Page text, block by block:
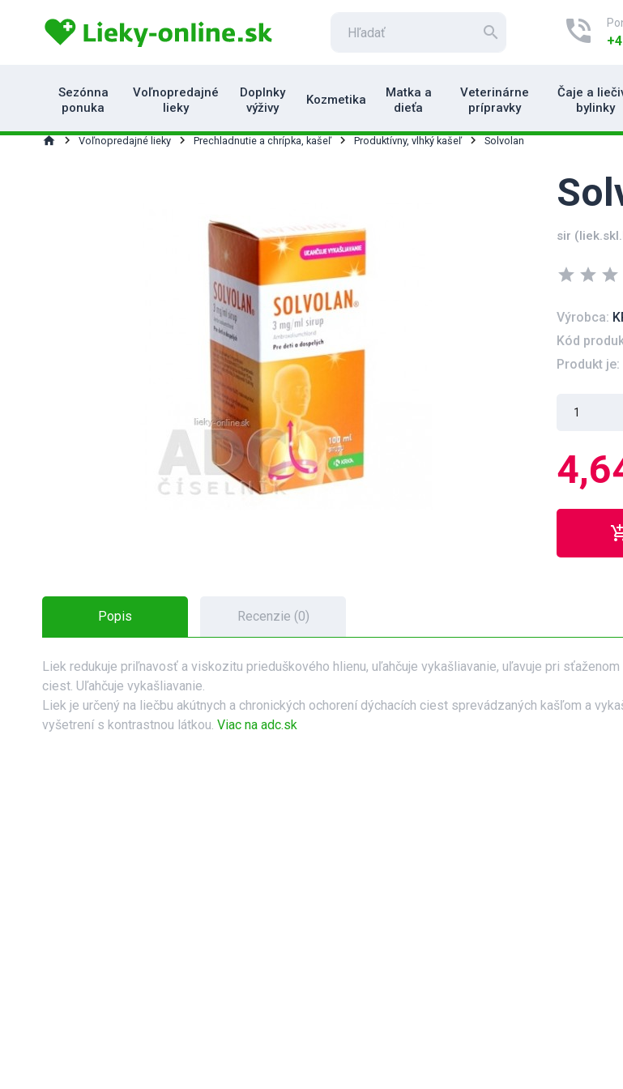
search phone_in_talk
Sezónna
ponuka
Voľnopredajné
lieky
Doplnky
výživy
Kozmetika
Matka a
dieťa
Veterinárne
prípravky
Čaje a
bylinky
home Voľnopredajné lieky Prechladnutie a chrípka, kašeľ Produktívny, vlhký kašeľ Solvolan
sir
star star star
Výrobca:
Kód
Produkt je:
Popis Recenzie (0)
Liek redukuje priľnavosť a viskozitu prieduškového hlienu, uľahčuje vykašliavanie, uľavuje pri
ciest. Uľahčuje vykašliavanie.
Liek je určený na liečbu akútnych a chronických ochorení dýchacích ciest sprevádzaných kašľom a
vyšetrení s kontrastnou látkou. Viac na adc.sk